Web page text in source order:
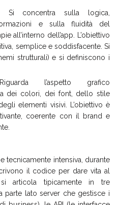
Si concentra sulla logica,
e sulla fluidità del
all’interno dell’app. L’obiettivo
semplice e soddisfacente. Si
strutturali) e si definiscono i
l’aspetto grafico
dei colori, dei font, dello stile
elementi visivi. L’obiettivo è
coerente con il brand e
tecnicamente intensiva, durante
il codice per dare vita al
articola tipicamente in tre
parte lato server che gestisce i